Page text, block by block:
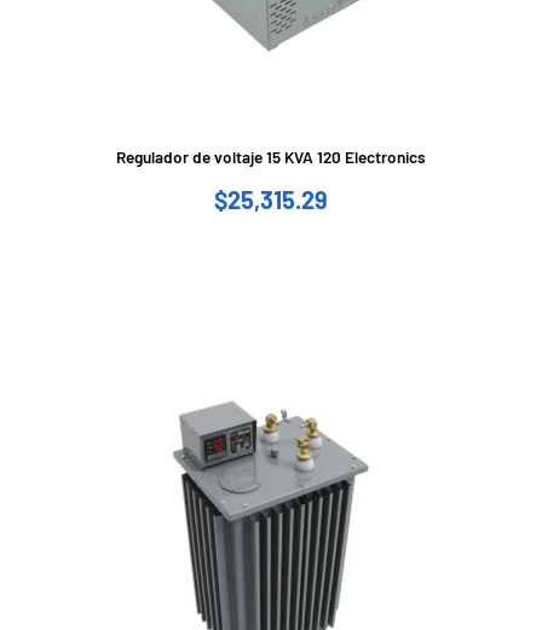
Regulador de voltaje 15 KVA 120 Electronics
$25,315.29